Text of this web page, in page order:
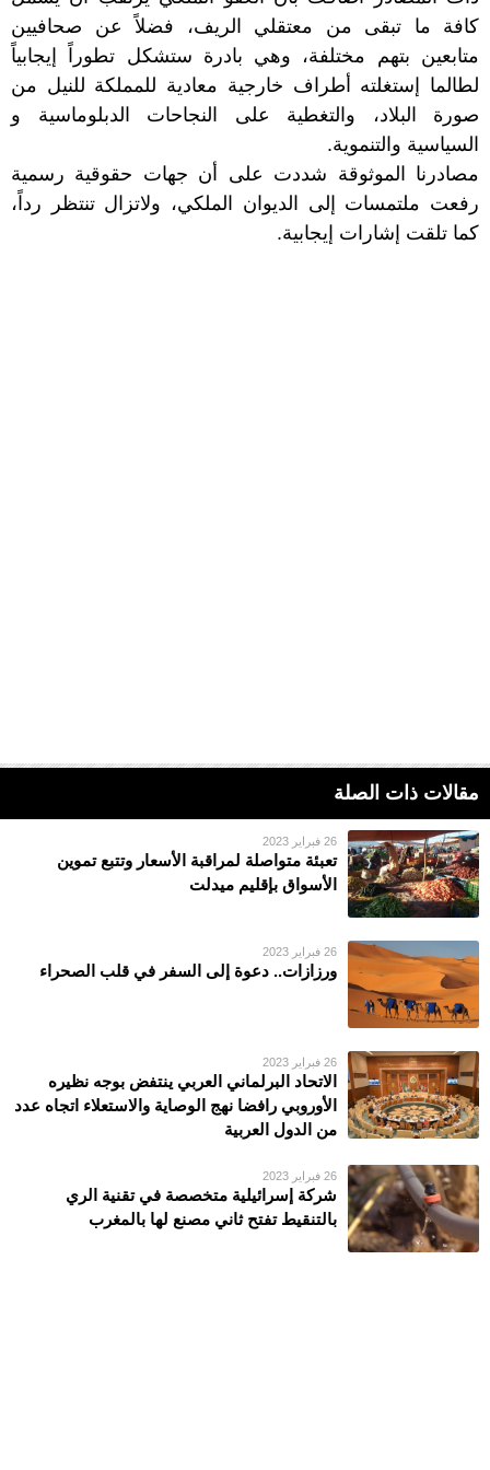
كافة ما تبقى من معتقلي الريف، فضلاً عن صحافيين
متابعين بتهم مختلفة، وهي بادرة ستشكل تطوراً إيجابياً
لطالما إستغلته أطراف خارجية معادية للمملكة للنيل من
صورة البلاد، والتغطية على النجاحات الدبلوماسية و
السياسية والتنموية.
مصادرنا الموثوقة شددت على أن جهات حقوقية رسمية
رفعت ملتمسات إلى الديوان الملكي، ولاتزال تنتظر رداً،
كما تلقت إشارات إيجابية.
مقالات ذات الصلة
26 فبراير 2023
تعبئة متواصلة لمراقبة الأسعار وتتبع تموين
الأسواق بإقليم ميدلت
26 فبراير 2023
ورزازات.. دعوة إلى السفر في قلب الصحراء
26 فبراير 2023
الاتحاد البرلماني العربي ينتفض بوجه نظيره
الأوروبي رافضا نهج الوصاية والاستعلاء اتجاه عدد
من الدول العربية
26 فبراير 2023
شركة إسرائيلية متخصصة في تقنية الري
بالتنقيط تفتح ثاني مصنع لها بالمغرب